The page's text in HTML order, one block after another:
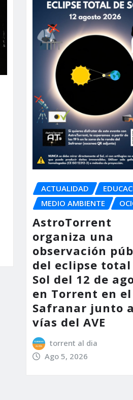
ACTUALIDAD
MEDIO AMBIENTE
AstroTorrent
organiza una
observación
del eclipse total
Sol del 12 de
en Torrent en el
Safranar junto
vías del AVE
torrent al dia
Ago 5, 2026